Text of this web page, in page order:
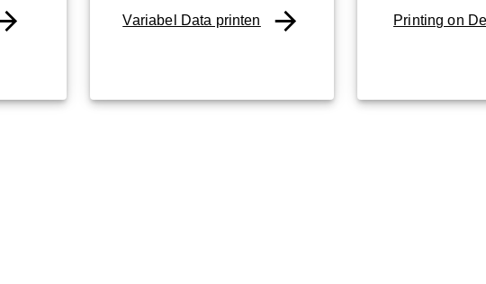
Variabel Data printen Printing on